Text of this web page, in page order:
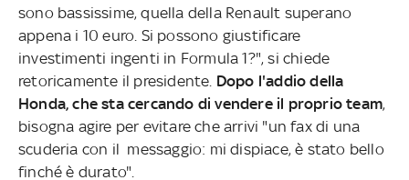
sono bassissime, quella della Renault superano
appena i 10 euro. Si possono giustificare
investimenti ingenti in Formula 1?", si chiede
retoricamente il presidente. Dopo l'addio della
Honda, che sta cercando di vendere il proprio team,
bisogna agire per evitare che arrivi "un fax di una
scuderia con il messaggio: mi dispiace, è stato bello
finché è durato".